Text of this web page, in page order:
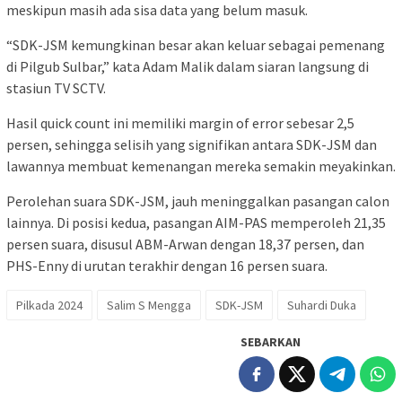
meskipun masih ada sisa data yang belum masuk.
“SDK-JSM kemungkinan besar akan keluar sebagai pemenang
di Pilgub Sulbar,” kata Adam Malik dalam siaran langsung di
stasiun TV SCTV.
Hasil quick count ini memiliki margin of error sebesar 2,5
persen, sehingga selisih yang signifikan antara SDK-JSM dan
lawannya membuat kemenangan mereka semakin meyakinkan.
Perolehan suara SDK-JSM, jauh meninggalkan pasangan calon
lainnya. Di posisi kedua, pasangan AIM-PAS memperoleh 21,35
persen suara, disusul ABM-Arwan dengan 18,37 persen, dan
PHS-Enny di urutan terakhir dengan 16 persen suara.
Pilkada 2024 Salim S Mengga SDK-JSM Suhardi Duka
SEBARKAN